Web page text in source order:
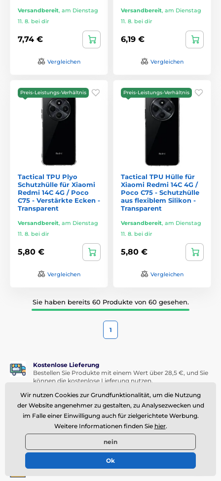
Versandbereit, am Dienstag
11. 8. bei dir
7,74 €
Vergleichen
Versandbereit, am Dienstag
11. 8. bei dir
6,19 €
Vergleichen
Preis-Leistungs-Verhältnis
Tactical TPU Plyo
Schutzhülle für Xiaomi
Redmi 14C 4G / Poco
C75 - Verstärkte Ecken -
Transparent
Versandbereit, am Dienstag
11. 8. bei dir
5,80 €
Vergleichen
Preis-Leistungs-Verhältnis
Tactical TPU Hülle für
Xiaomi Redmi 14C 4G /
Poco C75 - Schutzhülle
aus flexiblem Silikon -
Transparent
Versandbereit, am Dienstag
11. 8. bei dir
5,80 €
Vergleichen
Sie haben bereits 60 Produkte von 60 gesehen.
1
Kostenlose Lieferung
Bestellen Sie Produkte mit einem Wert über 28,5 €, und Sie
können die kostenlose Lieferung nutzen.
Waren auf Lager
Alle Waren sind sofort versandbereit. Bei Bestellungen bis
16:00 Uhr versenden wir noch am selben Tag.
Wir reagieren innerhalb weniger Stunden auf
Reklamationen, Fragen oder Warenaustauschwünsche.
Wir nutzen Cookies zur Grundfunktionalität, um die Nutzung
der Website angenehmer zu gestalten, zu Analysezwecken und
im Falle einer Einwilligung auch für zielgerichtete Werbung.
Weitere Informationen finden Sie hier.
nein
Ok